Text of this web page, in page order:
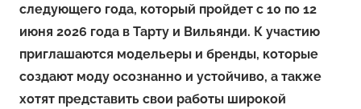
следующего года, который пройдет с 10 по 12
июня 2026 года в Тарту и Вильянди. К участию
приглашаются модельеры и бренды, которые
создают моду осознанно и устойчиво, а также
хотят представить свои работы широкой